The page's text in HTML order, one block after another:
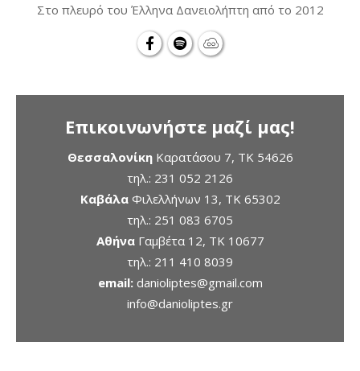
Στο πλευρό του Έλληνα Δανειολήπτη από το 2012
Επικοινωνήστε μαζί μας!
ΘεσσαλονίκηΚαρατάσου 7, TK 54626
τηλ.: 231 052 2126
ΚαβάλαΦιλελλήνων 13, ΤΚ 65302
τηλ.: 251 083 6705
ΑθήναΓαμβέτα 12, ΤΚ 10677
τηλ.: 211 410 8039
email: danioliptes@gmail.com
info@danioliptes.gr